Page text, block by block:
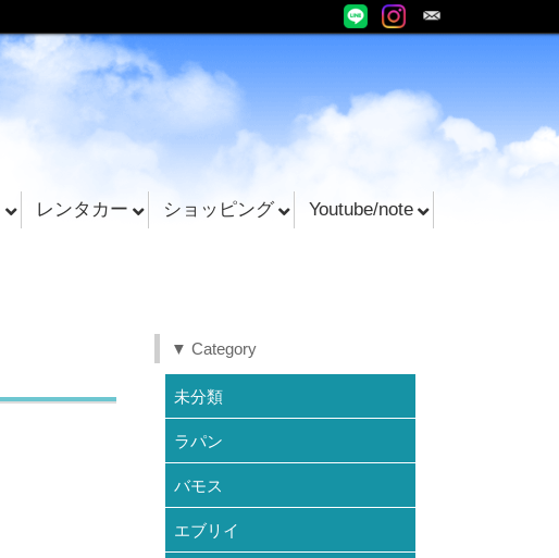
レンタカー ショッピング
Youtube/note
▼ Category
未分類
ラパン
バモス
エブリイ